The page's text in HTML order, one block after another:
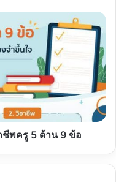
พครู 5 ด้าน 9 ข้อ